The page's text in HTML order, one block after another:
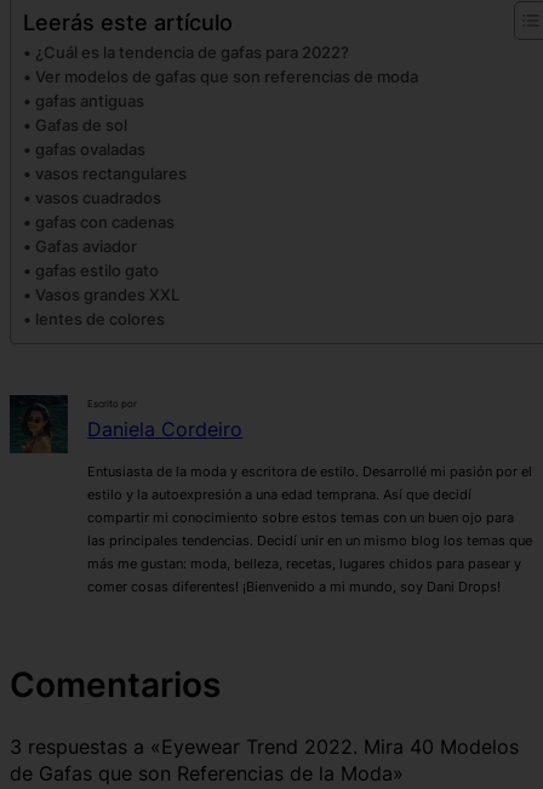
Leerás este artículo
¿Cuál es la tendencia de gafas para 2022?
Ver modelos de gafas que son referencias de moda
gafas antiguas
Gafas de sol
gafas ovaladas
vasos rectangulares
vasos cuadrados
gafas con cadenas
Gafas aviador
gafas estilo gato
Vasos grandes XXL
lentes de colores
Escrito por
Daniela Cordeiro
Entusiasta de la moda y escritora de estilo. Desarrollé mi pasión por el
estilo y la autoexpresión a una edad temprana. Así que decidí
compartir mi conocimiento sobre estos temas con un buen ojo para
las principales tendencias. Decidí unir en un mismo blog los temas que
más me gustan: moda, belleza, recetas, lugares chidos para pasear y
comer cosas diferentes! ¡Bienvenido a mi mundo, soy Dani Drops!
Comentarios
3 respuestas a «Eyewear Trend 2022. Mira 40 Modelos
de Gafas que son Referencias de la Moda»